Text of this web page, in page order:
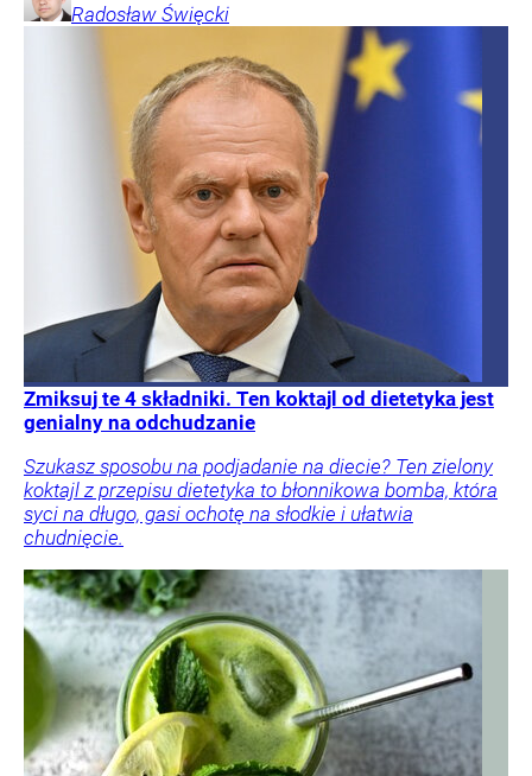
Radosław Święcki
Zmiksuj te 4 składniki. Ten koktajl od dietetyka jest
genialny na odchudzanie
Szukasz sposobu na podjadanie na diecie? Ten zielony
koktajl z przepisu dietetyka to błonnikowa bomba, która
syci na długo, gasi ochotę na słodkie i ułatwia
chudnięcie.